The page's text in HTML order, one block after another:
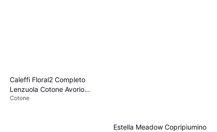
Caleffi Floral2 Completo
Lenzuola Cotone Avorio
Matrimoniale 1003626
Cotone
Estella Meadow Copripiumino